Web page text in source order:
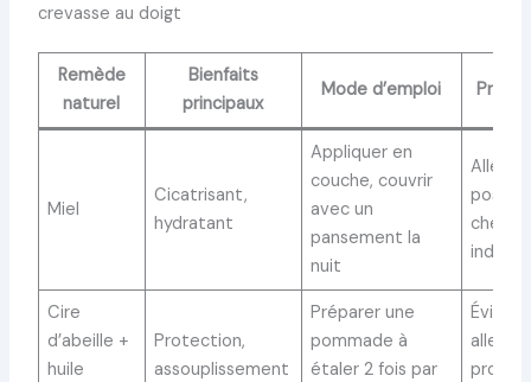
crevasse au doigt
Remède
naturel
Bienfaits
principaux
Mode d’emploi
Miel
Cicatrisant,
hydratant
Appliquer en
couche, couvrir
avec un
pansement la
nuit
Allergie
chez
Cire
d’abeille +
huile
Protection,
assouplissement
Préparer une
pommade à
étaler 2 fois par
Éviter
allergie